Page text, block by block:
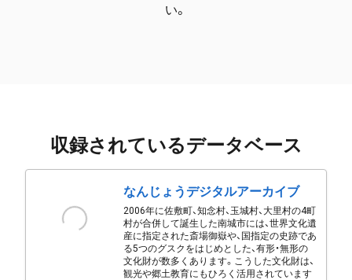
い。
収録されているデータベース
なんじょうデジタルアーカイブ
2006年に佐敷町、知念村、玉城村、大里村の4町
村が合併して誕生した南城市には、世界文化遺
産に指定された斎場御嶽や、国指定の史跡であ
る5つのグスクをはじめとした、有形・無形の
文化財が数多くあります。こうした文化財は、
観光や郷土教育にもひろく活用されています